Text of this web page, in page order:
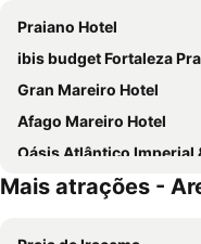
Praiano Hotel
ibis budget Fortaleza Praia de
Gran Mareiro Hotel
Afago Mareiro Hotel
Oásis Atlântico Imperial &
Hotel Luzeiros Fortaleza
Mais atrações -